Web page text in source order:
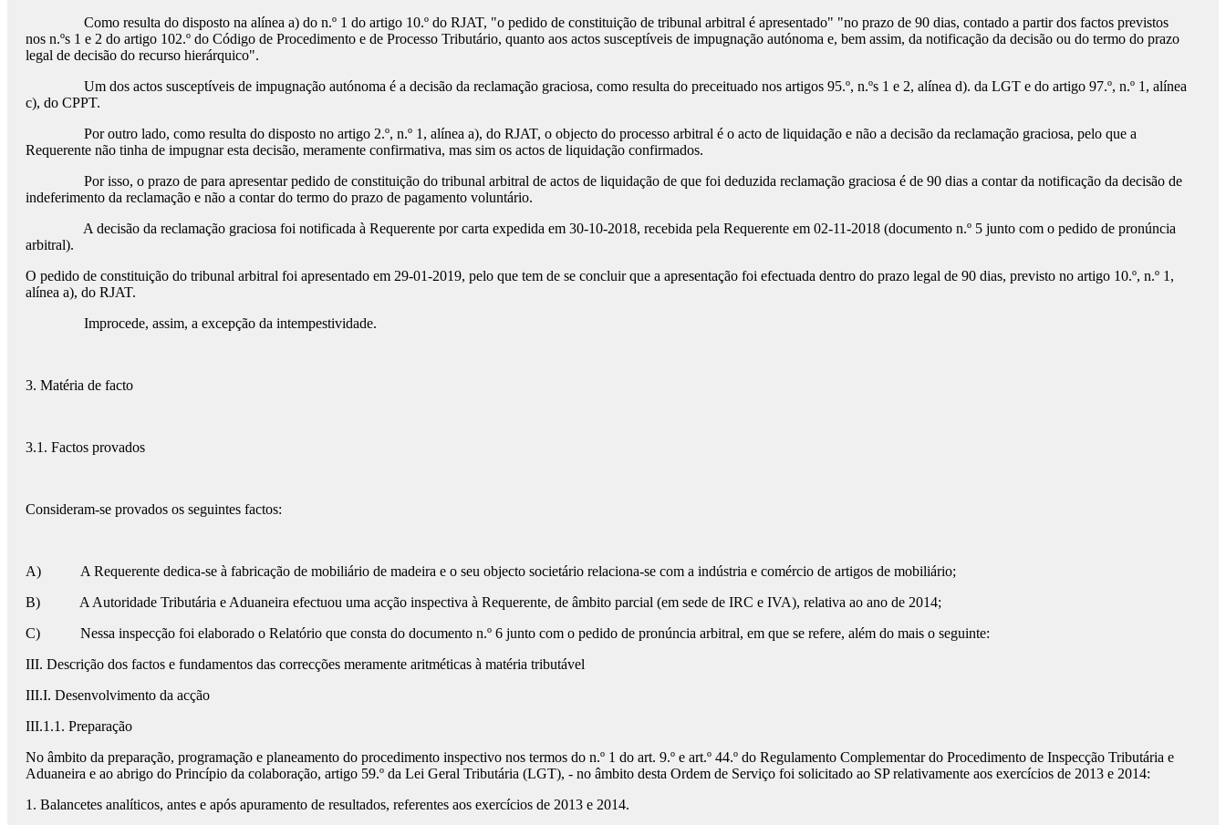
Como resulta do disposto na alínea a) do n.º 1 do artigo 10.º do RJAT, "o pedido de constituição de tribunal arbitral é apresentado" "no prazo de 90 dias, contado a partir dos factos previstos
nos n.ºs 1 e 2 do artigo 102.º do Código de Procedimento e de Processo Tributário, quanto aos actos susceptíveis de impugnação autónoma e, bem assim, da notificação da decisão ou do termo do prazo
legal de decisão do recurso hierárquico".
Um dos actos susceptíveis de impugnação autónoma é a decisão da reclamação graciosa, como resulta do preceituado nos artigos 95.º, n.ºs 1 e 2, alínea d). da LGT e do artigo 97.º, n.º 1, alínea
c), do CPPT.
Por outro lado, como resulta do disposto no artigo 2.º, n.º 1, alínea a), do RJAT, o objecto do processo arbitral é o acto de liquidação e não a decisão da reclamação graciosa, pelo que a
Requerente não tinha de impugnar esta decisão, meramente confirmativa, mas sim os actos de liquidação confirmados.
Por isso, o prazo de para apresentar pedido de constituição do tribunal arbitral de actos de liquidação de que foi deduzida reclamação graciosa é de 90 dias a contar da notificação da decisão de
indeferimento da reclamação e não a contar do termo do prazo de pagamento voluntário.
A decisão da reclamação graciosa foi notificada à Requerente por carta expedida em 30-10-2018, recebida pela Requerente em 02-11-2018 (documento n.º 5 junto com o pedido de pronúncia
arbitral).
O pedido de constituição do tribunal arbitral foi apresentado em 29-01-2019, pelo que tem de se concluir que a apresentação foi efectuada dentro do prazo legal de 90 dias, previsto no artigo 10.º, n.º 1,
alínea a), do RJAT.
Improcede, assim, a excepção da intempestividade.
3. Matéria de facto
3.1. Factos provados
Consideram-se provados os seguintes factos:
A)
A Requerente dedica-se à fabricação de mobiliário de madeira e o seu objecto societário relaciona-se com a indústria e comércio de artigos de mobiliário;
B)
A Autoridade Tributária e Aduaneira efectuou uma acção inspectiva à Requerente, de âmbito parcial (em sede de IRC e IVA), relativa ao ano de 2014;
C)
Nessa inspecção foi elaborado o Relatório que consta do documento n.º 6 junto com o pedido de pronúncia arbitral, em que se refere, além do mais o seguinte:
III. Descrição dos factos e fundamentos das correcções meramente aritméticas à matéria tributável
III.I. Desenvolvimento da acção
III.1.1. Preparação
No âmbito da preparação, programação e planeamento do procedimento inspectivo nos termos do n.º 1 do art. 9.º e art.º 44.º do Regulamento Complementar do Procedimento de Inspecção Tributária e
Aduaneira e ao abrigo do Princípio da colaboração, artigo 59.º da Lei Geral Tributária (LGT), - no âmbito desta Ordem de Serviço foi solicitado ao SP relativamente aos exercícios de 2013 e 2014:
1. Balancetes analíticos, antes e após apuramento de resultados, referentes aos exercícios de 2013 e 2014.